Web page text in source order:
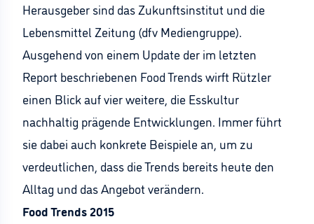
Herausgeber sind das Zukunftsinstitut und die
Lebensmittel Zeitung (dfv Mediengruppe).
Ausgehend von einem Update der im letzten
Report beschriebenen Food Trends wirft Rützler
einen Blick auf vier weitere, die Esskultur
nachhaltig prägende Entwicklungen. Immer führt
sie dabei auch konkrete Beispiele an, um zu
verdeutlichen, dass die Trends bereits heute den
Alltag und das Angebot verändern.
Food Trends 2015